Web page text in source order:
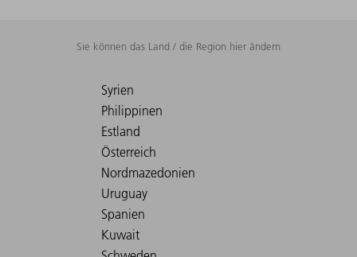
Sie können das Land / die Region hier ändern